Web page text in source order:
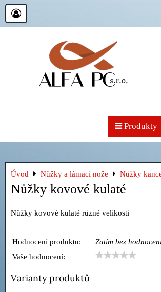
Produkty
Úvod Nůžky a lámací nože Nůžky
Nůžky kovové kulaté
Nůžky kovové kulaté různé velikosti
Hodnocení produktu:
Zatím bez
Vaše hodnocení:
Varianty produktů